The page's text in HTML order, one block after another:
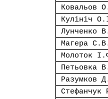
Ковальов
Кулініч
Лунченко
Магера
Молоток
Петьовка
Разумков
Стефанчук